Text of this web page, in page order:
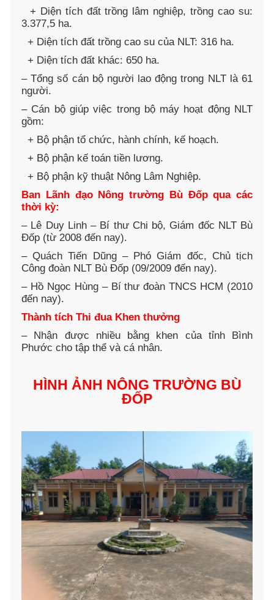
+ Diện tích đất trồng lâm nghiệp, trồng cao su:
3.377,5 ha.
+ Diện tích đất trồng cao su của NLT: 316 ha.
+ Diện tích đất khác: 650 ha.
– Tổng số cán bộ người lao động trong NLT là 61
người.
– Cán bộ giúp việc trong bộ máy hoạt động NLT
gồm:
+ Bộ phận tổ chức, hành chính, kế hoạch.
+ Bộ phận kế toán tiền lương.
+ Bộ phận kỹ thuật Nông Lâm Nghiệp.
Ban Lãnh đạo Nông trường Bù Đốp qua các
thời kỳ:
– Lê Duy Linh – Bí thư Chi bộ, Giám đốc NLT Bù
Đốp (từ 2008 đến nay).
– Quách Tiến Dũng – Phó Giám đốc, Chủ tịch
Công đoàn NLT Bù Đốp (09/2009 đến nay).
– Hồ Ngọc Hùng – Bí thư đoàn TNCS HCM (2010
đến nay).
Thành tích Thi đua Khen thưởng
– Nhận được nhiều bằng khen của tỉnh Bình
Phước cho tập thể và cá nhân.
HÌNH ẢNH NÔNG TRƯỜNG BÙ
ĐỐP